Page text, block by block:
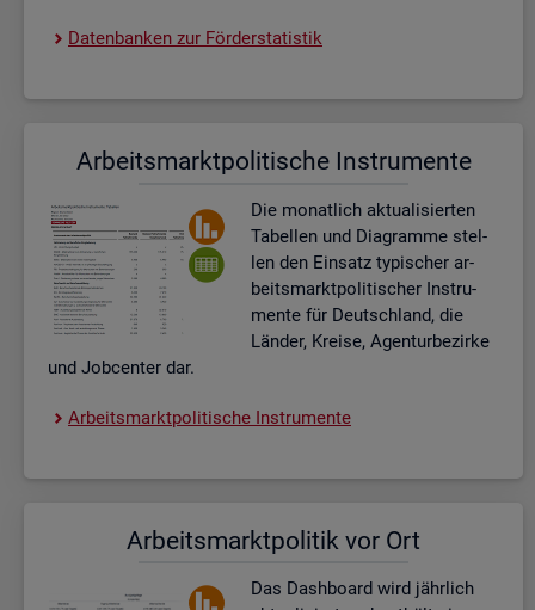
Da­ten­ban­ken zur För­der­sta­tis­tik
Ar­beits­markt­po­li­ti­sche In­stru­men­te
Die mo­nat­lich ak­tua­li­sier­ten
Ta­bel­len und Dia­gram­me stel­
len den Ein­satz ty­pi­scher ar­
beits­markt­po­li­ti­scher In­stru­
men­te für Deutsch­land, die
Län­der, Krei­se, Agen­tur­be­zir­ke
und Job­cen­ter dar.
Ar­beits­markt­po­li­ti­sche In­stru­men­te
Ar­beits­markt­po­li­tik vor Ort
Das Da­sh­board wird jähr­lich